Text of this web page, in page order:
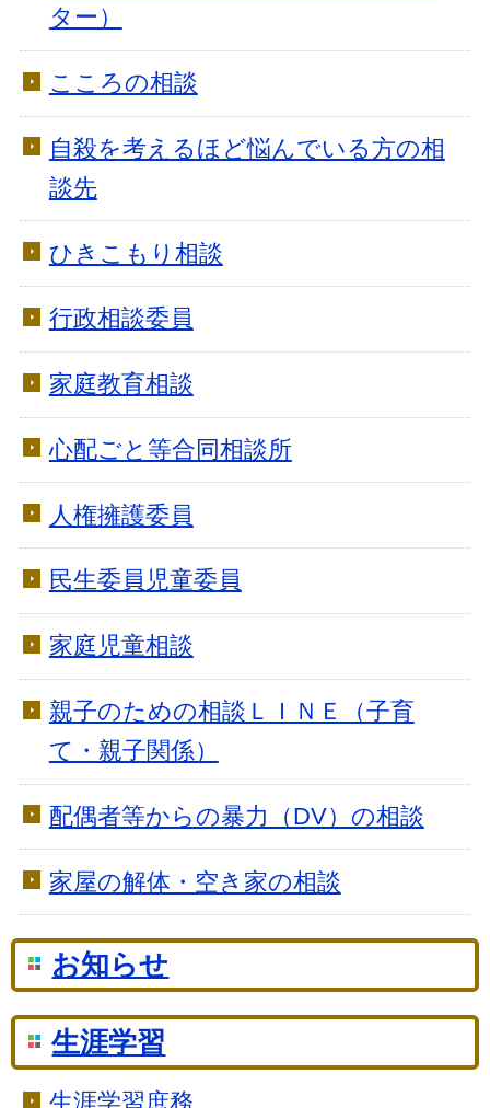
ター）
こころの相談
自殺を考えるほど悩んでいる方の相
談先
ひきこもり相談
行政相談委員
家庭教育相談
心配ごと等合同相談所
人権擁護委員
民生委員児童委員
家庭児童相談
親子のための相談ＬＩＮＥ（子育
て・親子関係）
配偶者等からの暴力（DV）の相談
家屋の解体・空き家の相談
お知らせ
生涯学習
生涯学習庶務